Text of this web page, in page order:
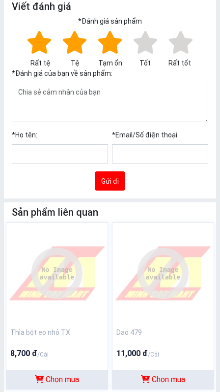
Viết đánh giá
*Đánh giá sản phẩm
Rất tệ Tệ Tạm ổn Tốt
Rất tốt
*Đánh giá của bạn về sản phẩm:
*Họ tên: *Email/Số điện thoại:
Gửi đi
Sản phẩm liên quan
Thìa bột eo nhỏ TX
8,700 đ/Cái
Chọn mua
Dao 479
11,000 đ/Cái
Chọn mua